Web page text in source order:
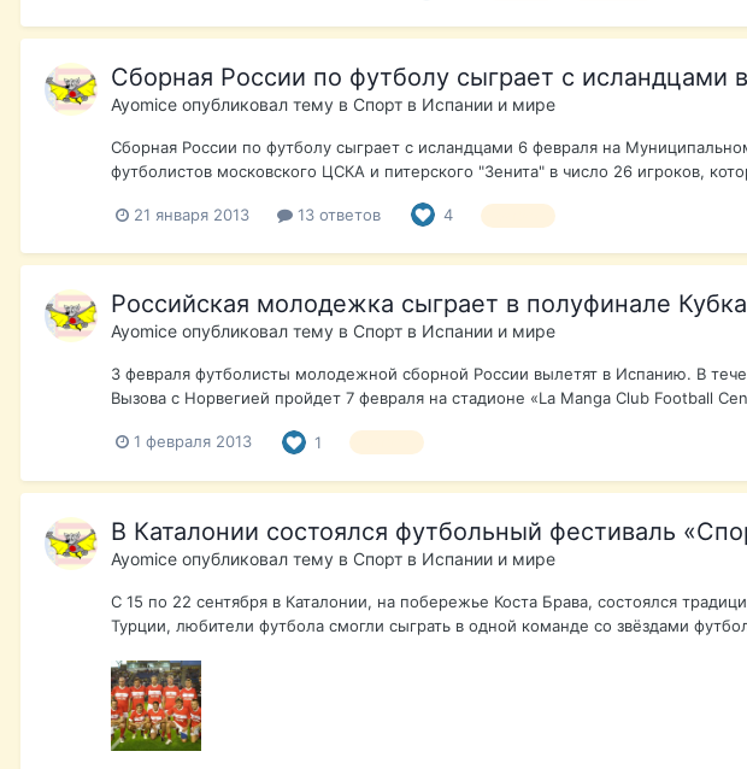
Сборная России по футболу сыграет с исландцами
Ayomice опубликовал тему в Спорт в Испании и мире
Сборная России по футболу сыграет с исландцами 6 февраля на
футболистов московского ЦСКА и питерского "Зенита" в число 26 игроков,
21 января 2013 13 ответов 4
Российская молодежка сыграет в полуфинале
Ayomice опубликовал тему в Спорт в Испании и мире
3 февраля футболисты молодежной сборной России вылетят в Испанию. В
Вызова с Норвегией пройдет 7 февраля на стадионе «La Manga Club Football
1 февраля 2013 1
В Каталонии состоялся футбольный фестиваль
Ayomice опубликовал тему в Спорт в Испании и мире
С 15 по 22 сентября в Каталонии, на побережье Коста Брава, состоялся
Турции, любители футбола смогли сыграть в одной команде со звёздами